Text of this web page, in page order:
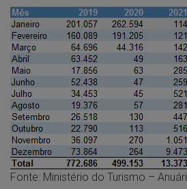
Fonte: Ministério do Turismo –